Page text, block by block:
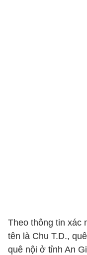
Theo thông tin xác
tên là Chu T.D.,
quê nội ở tỉnh An